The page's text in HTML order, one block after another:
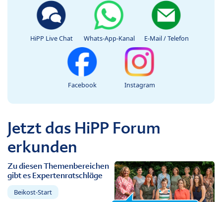
HiPP Live Chat Whats-App-Kanal E-Mail / Telefon
Facebook Instagram
Jetzt das HiPP Forum
erkunden
Zu diesen Themenbereichen
gibt es Expertenratschläge
Beikost-Start